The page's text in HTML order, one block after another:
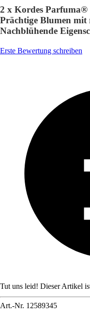
2 x Kordes
Prächtige Blumen mit
Nachblühende
Erste Bewertung schreiben
Tut uns leid! Dieser Artikel
Art.-Nr. 12589345